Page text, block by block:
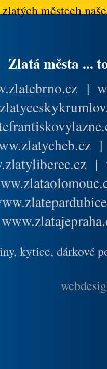
městech
Zlatá města ...
|
|
kytice, dárkové